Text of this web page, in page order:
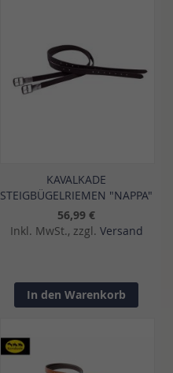
KAVALKADE
STEIGBÜGELRIEMEN "NAPPA"
56,99 €
Inkl. MwSt., zzgl. Versand
In den Warenkorb